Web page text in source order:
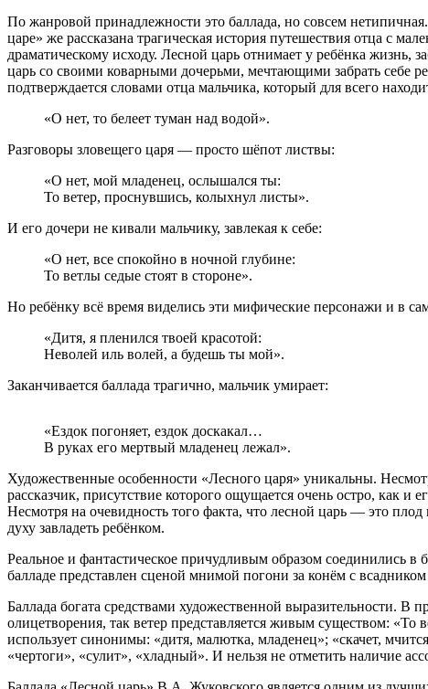
По жанровой принадлежности это баллада, но совсем
царе» же рассказана трагическая история путешествия отца с
драматическому исходу. Лесной царь отнимает у ребёнка жизнь,
царь со своими коварными дочерьми, мечтающими забрать себе
подтверждается словами отца мальчика, который для всего
«О нет, то белеет туман над водой».
Разговоры зловещего царя — просто шёпот листвы:
«О нет, мой младенец, ослышался ты:
То ветер, проснувшись, колыхнул листы».
И его дочери не кивали мальчику, завлекая к себе:
«О нет, все спокойно в ночной глубине:
То ветлы седые стоят в стороне».
Но ребёнку всё время виделись эти мифические персонажи и в
«Дитя, я пленился твоей красотой:
Неволей иль волей, а будешь ты мой».
Заканчивается баллада трагично, мальчик умирает:
«Ездок погоняет, ездок доскакал…
В руках его мертвый младенец лежал».
Художественные особенности «Лесного царя» уникальны.
рассказчик, присутствие которого ощущается очень остро, как
Несмотря на очевидность того факта, что лесной царь — это плод
духу завладеть ребёнком.
Реальное и фантастическое причудливым образом соединились
балладе представлен сценой мнимой погони за конём с
Баллада богата средствами художественной выразительности.
олицетворения, так ветер представляется живым существом:
использует синонимы: «дитя, малютка, младенец»; «скачет,
«чертоги», «сулит», «хладный». И нельзя не отметить наличие